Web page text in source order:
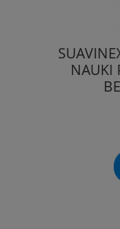
NAUKI